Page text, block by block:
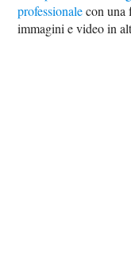
professionalecon una
immagini e video in